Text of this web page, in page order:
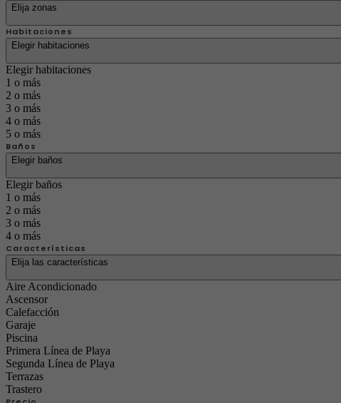
Elija zonas
Habitaciones
Elegir habitaciones
Elegir habitaciones
1 o más
2 o más
3 o más
4 o más
5 o más
Baños
Elegir baños
Elegir baños
1 o más
2 o más
3 o más
4 o más
Características
Elija las características
Aire Acondicionado
Ascensor
Calefacción
Garaje
Piscina
Primera Línea de Playa
Segunda Línea de Playa
Terrazas
Trastero